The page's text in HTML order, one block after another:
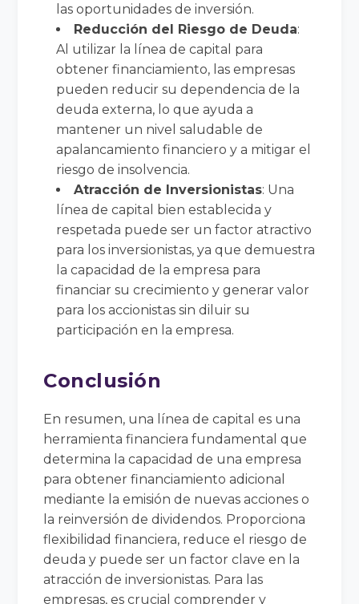
las oportunidades de inversión.
Reducción del Riesgo de Deuda:
Al utilizar la línea de capital para
obtener financiamiento, las empresas
pueden reducir su dependencia de la
deuda externa, lo que ayuda a
mantener un nivel saludable de
apalancamiento financiero y a mitigar el
riesgo de insolvencia.
Atracción de Inversionistas: Una
línea de capital bien establecida y
respetada puede ser un factor atractivo
para los inversionistas, ya que demuestra
la capacidad de la empresa para
financiar su crecimiento y generar valor
para los accionistas sin diluir su
participación en la empresa.
Conclusión
En resumen, una línea de capital es una
herramienta financiera fundamental que
determina la capacidad de una empresa
para obtener financiamiento adicional
mediante la emisión de nuevas acciones o
la reinversión de dividendos. Proporciona
flexibilidad financiera, reduce el riesgo de
deuda y puede ser un factor clave en la
atracción de inversionistas. Para las
empresas, es crucial comprender y